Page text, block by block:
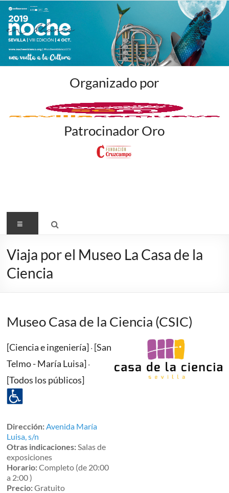
Organizado por
Patrocinador Oro
Menú
Viaja por el Museo La Casa de la
Ciencia
Museo Casa de la Ciencia (CSIC)
[Ciencia e ingeniería] · [San
Telmo - María Luisa] ·
[Todos los públicos]
Dirección:Avenida María
Luisa, s/n
Otras indicaciones:Salas de
exposiciones
Horario:Completo (de 20:00
a 2:00 )
Precio:Gratuito